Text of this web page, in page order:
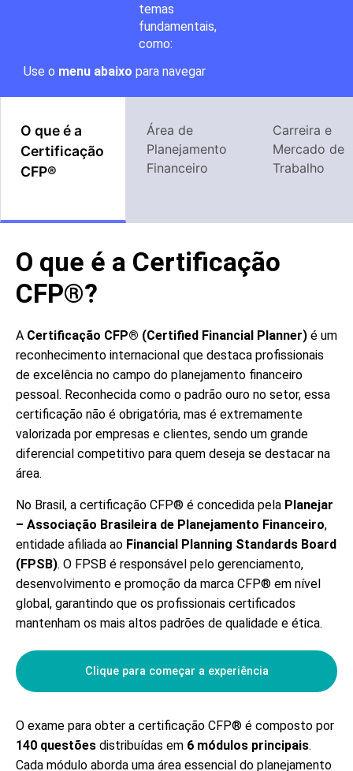
temas
fundamentais,
como:
Use o menu abaixo para navegar
O que é a
Certificação
CFP®
Área de
Planejamento
Financeiro
Carreira e
Mercado de
Trabalho
O que é a Certificação
CFP®?
A Certificação CFP® (Certified Financial Planner) é um
reconhecimento internacional que destaca profissionais
de excelência no campo do planejamento financeiro
pessoal. Reconhecida como o padrão ouro no setor, essa
certificação não é obrigatória, mas é extremamente
valorizada por empresas e clientes, sendo um grande
diferencial competitivo para quem deseja se destacar na
área.
No Brasil, a certificação CFP® é concedida pela Planejar
– Associação Brasileira de Planejamento Financeiro,
entidade afiliada ao Financial Planning Standards Board
(FPSB). O FPSB é responsável pelo gerenciamento,
desenvolvimento e promoção da marca CFP® em nível
global, garantindo que os profissionais certificados
mantenham os mais altos padrões de qualidade e ética.
Clique para começar a experiência
O exame para obter a certificação CFP® é composto por
140 questões distribuídas em 6 módulos principais.
Cada módulo aborda uma área essencial do planejamento